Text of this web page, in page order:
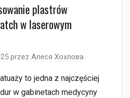
plastrów
w laserowym
przez Алеся Хохлова
to jedna z najczęściej
w gabinetach medycyny